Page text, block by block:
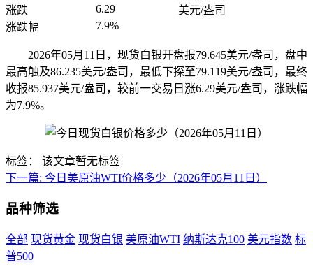
涨跌
6.29
美元/盎司
涨跌幅
7.9%
2026年05月11日，现货白银开盘报79.645美元/盎司，盘中
最高触及86.235美元/盎司，最低下探至79.119美元/盎司，最终
收报85.937美元/盎司，较前一交易日涨6.29美元/盎司，涨跌幅
为7.9%。
标签：
该文章暂无标签
下一篇: 今日美原油WTI价格多少（2026年05月11日）
品种筛选
全部 现货黄金 现货白银 美原油WTI 纳斯达克100 美元指数 标
普500